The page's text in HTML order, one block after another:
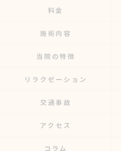
料金
施術内容
当院の特徴
リラクゼーション
交通事故
アクセス
コラム